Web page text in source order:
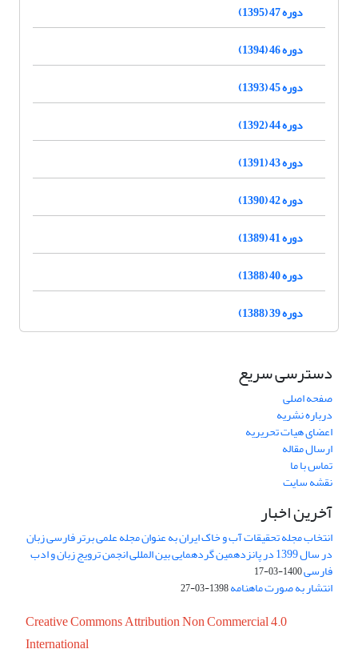
دوره 47 (1395)
دوره 46 (1394)
دوره 45 (1393)
دوره 44 (1392)
دوره 43 (1391)
دوره 42 (1390)
دوره 41 (1389)
دوره 40 (1388)
دوره 39 (1388)
دسترسی سریع
صفحه اصلی
درباره نشریه
اعضای هیات تحریریه
ارسال مقاله
تماس با ما
نقشه سایت
آخرین اخبار
انتخاب مجله تحقیقات آب و خاک ایران به عنوان مجله علمی برتر فارسی زبان
در سال 1399 در پانزدهمین گردهمایی بین المللی انجمن ترویج زبان و ادب
فارسی1400-03-17
انتشار به صورت ماهنامه1398-03-27
Creative Commons Attribution Non Commercial 4.0
International